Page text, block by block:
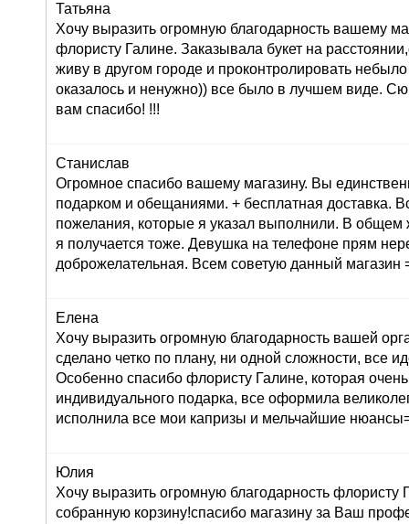
Татьяна
Хочу выразить огромную благодарность вашему
флористу Галине. Заказывала букет на
живу в другом городе и проконтролировать
оказалось и ненужно)) все было в лучшем виде.
вам спасибо! !!!
Станислав
Огромное спасибо вашему магазину. Вы
подарком и обещаниями. + бесплатная доставка.
пожелания, которые я указал выполнили. В общем
я получается тоже. Девушка на телефоне прям
доброжелательная. Всем советую данный магазин
Елена
Хочу выразить огромную благодарность вашей
сделано четко по плану, ни одной сложности, все
Особенно спасибо флористу Галине, которая
индивидуального подарка, все оформила
исполнила все мои капризы и мельчайшие
Юлия
Хочу выразить огромную благодарность флористу
собранную корзину!спасибо магазину за Ваш